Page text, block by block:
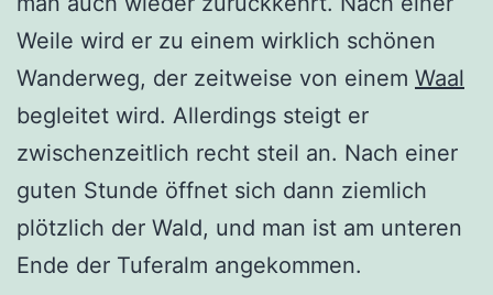
Weile wird er zu einem wirklich schönen
Wanderweg, der zeitweise von einem Waal
begleitet wird. Allerdings steigt er
zwischenzeitlich recht steil an. Nach einer
guten Stunde öffnet sich dann ziemlich
plötzlich der Wald, und man ist am unteren
Ende der Tuferalm angekommen.